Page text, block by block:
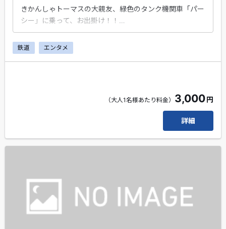
きかんしゃトーマスの大親友、緑色のタンク機関車「パー
シー」に乗って、お出掛け！！
大井川本線の「新金谷駅」から出発！「川根温泉笹間渡
駅」まで乗車するプランです。※乗車券は、金谷駅から有
線路を駆け抜けるパーシーの、力強い走りをぜひお楽しみ
鉄道 エンタメ
（大人1名様あたり料金） 3,000円
詳細